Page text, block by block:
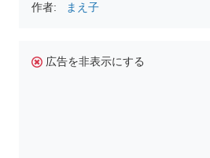
作者: まえ子
広告を非表示にする